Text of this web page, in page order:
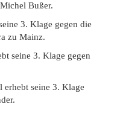
Bußer.
3. Klage gegen die
zu Mainz.
seine 3. Klage gegen
seine 3. Klage